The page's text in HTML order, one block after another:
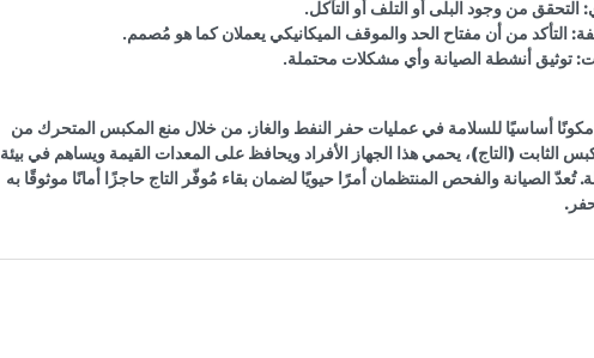
التحقق من وجود البلى أو التلف أو التآكل.
التأكد من أن مفتاح الحد والموقف الميكانيكي يعملان كما هو مُصمم.
توثيق أنشطة الصيانة وأي مشكلات محتملة.
مكونًا أساسيًا للسلامة في عمليات حفر النفط والغاز. من خلال منع المكبس المتحرك من
الثابت (التاج)، يحمي هذا الجهاز الأفراد ويحافظ على المعدات القيمة ويساهم في بيئة
تُعدّ الصيانة والفحص المنتظمان أمرًا حيويًا لضمان بقاء مُوفّر التاج حاجزًا أمانًا موثوقًا به